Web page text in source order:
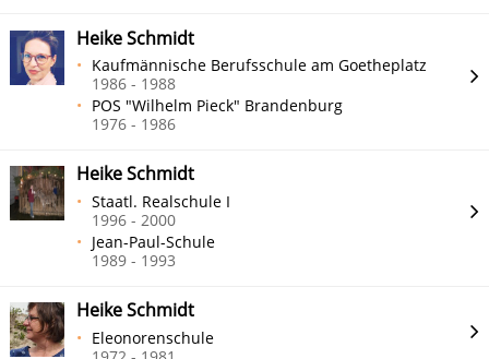
Heike Schmidt
Kaufmännische Berufsschule am Goetheplatz
1986 - 1988
POS "Wilhelm Pieck" Brandenburg
1976 - 1986
Heike Schmidt
Staatl. Realschule I
1996 - 2000
Jean-Paul-Schule
1989 - 1993
Heike Schmidt
Eleonorenschule